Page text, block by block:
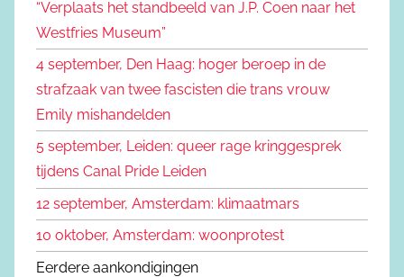
:
“Verplaats het standbeeld van J.P. Coen naar het
Westfries Museum”
4 september, Den Haag: hoger beroep in de
strafzaak van twee fascisten die trans vrouw
Emily mishandelden
5 september, Leiden: queer rage kringgesprek
tijdens Canal Pride Leiden
12 september, Amsterdam: klimaatmars
10 oktober, Amsterdam: woonprotest
Eerdere aankondigingen